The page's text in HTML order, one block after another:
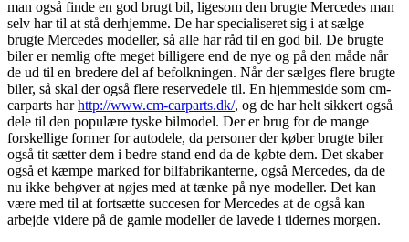
man også finde en god brugt bil, ligesom den brugte Mercedes man
selv har til at stå derhjemme. De har specialiseret sig i at sælge
brugte Mercedes modeller, så alle har råd til en god bil. De brugte
biler er nemlig ofte meget billigere end de nye og på den måde når
de ud til en bredere del af befolkningen. Når der sælges flere brugte
biler, så skal der også flere reservedele til. En hjemmeside som cm-
carparts harhttp://www.cm-carparts.dk/, og de har helt sikkert også
dele til den populære tyske bilmodel. Der er brug for de mange
forskellige former for autodele, da personer der køber brugte biler
også tit sætter dem i bedre stand end da de købte dem. Det skaber
også et kæmpe marked for bilfabrikanterne, også Mercedes, da de
nu ikke behøver at nøjes med at tænke på nye modeller. Det kan
være med til at fortsætte succesen for Mercedes at de også kan
arbejde videre på de gamle modeller de lavede i tidernes morgen.